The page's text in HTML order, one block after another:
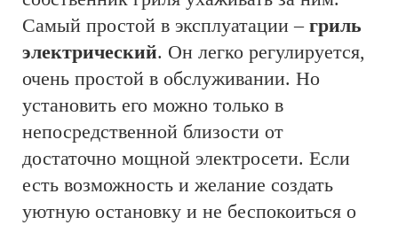
Самый простой в эксплуатации – гриль
электрический. Он легко регулируется,
очень простой в обслуживании. Но
установить его можно только в
непосредственной близости от
достаточно мощной электросети. Если
есть возможность и желание создать
уютную остановку и не беспокоиться о